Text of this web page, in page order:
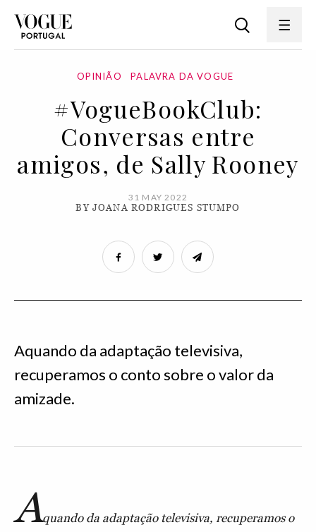
OPINIÃO PALAVRA DA VOGUE
#VogueBookClub:
Conversas entre
amigos, de Sally Rooney
31 MAY 2022
BY JOANA RODRIGUES STUMPO
Aquando da adaptação televisiva,
recuperamos o conto sobre o valor da
amizade.
Aquando da adaptação televisiva, recuperamos o